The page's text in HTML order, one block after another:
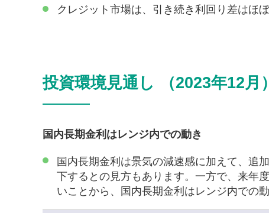
クレジット市場は、引き続き利回り差はほ
投資環境見通し （2023年12月）
国内長期金利はレンジ内での動き
国内長期金利は景気の減速感に加えて、追
下するとの見方もあります。一方で、来年
いことから、国内長期金利はレンジ内での